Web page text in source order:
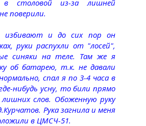
в столовой из-за лишней
поверили.
избивают и до сих пор он
руки распухли от "лосей",
синяки на теле. Там же я
об батарею, т.к. не давали
спал я по 3-4 часа в
нибудь усну, то били прямо
слов. Обоженную руку
Рука загнила и меня
в ЦМСЧ-51.